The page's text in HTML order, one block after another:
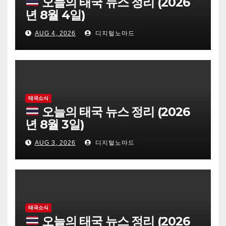
년 8월 4일)
AUG 4, 2026 디지털노마드
태국소식
오늘의 태국 뉴스 정리 (2026
년 8월 3일)
AUG 3, 2026 디지털노마드
태국소식
오늘의 태국 뉴스 정리 (2026